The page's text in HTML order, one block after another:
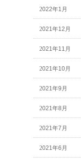
2022年1月
2021年12月
2021年11月
2021年10月
2021年9月
2021年8月
2021年7月
2021年6月